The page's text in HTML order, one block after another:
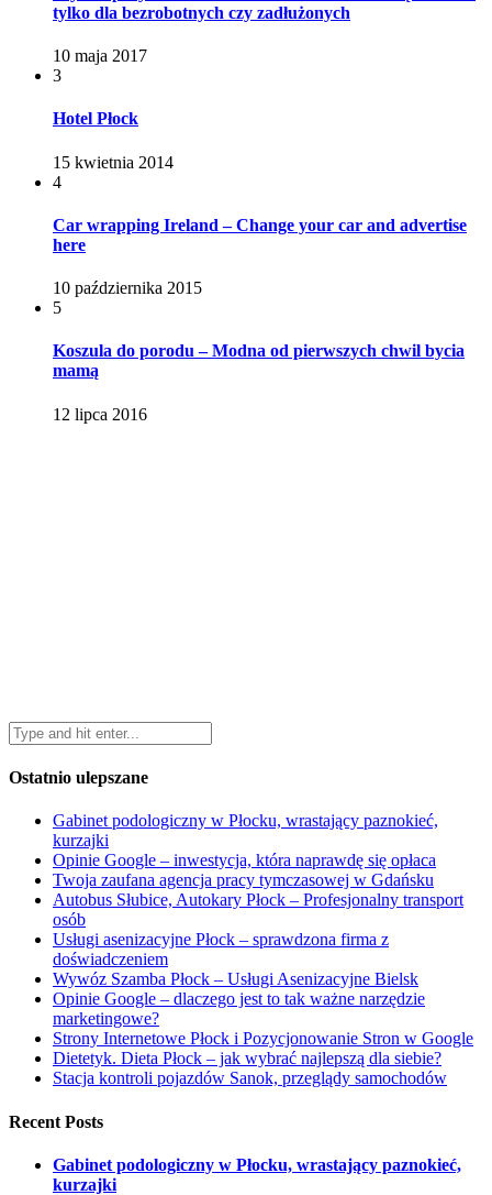
tylko dla bezrobotnych czy zadłużonych
10 maja 2017
3
Hotel Płock
15 kwietnia 2014
4
Car wrapping Ireland – Change your car and advertise
here
10 października 2015
5
Koszula do porodu – Modna od pierwszych chwil bycia
mamą
12 lipca 2016
Ostatnio ulepszane
Gabinet podologiczny w Płocku, wrastający paznokieć,
kurzajki
Opinie Google – inwestycja, która naprawdę się opłaca
Twoja zaufana agencja pracy tymczasowej w Gdańsku
Autobus Słubice, Autokary Płock – Profesjonalny transport
osób
Usługi asenizacyjne Płock – sprawdzona firma z
doświadczeniem
Wywóz Szamba Płock – Usługi Asenizacyjne Bielsk
Opinie Google – dlaczego jest to tak ważne narzędzie
marketingowe?
Strony Internetowe Płock i Pozycjonowanie Stron w Google
Dietetyk. Dieta Płock – jak wybrać najlepszą dla siebie?
Stacja kontroli pojazdów Sanok, przeglądy samochodów
Recent Posts
Gabinet podologiczny w Płocku, wrastający paznokieć,
kurzajki